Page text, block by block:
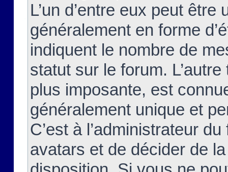
L’un d’entre eux peut
généralement en forme
indiquent le nombre de
statut sur le forum.
plus imposante, est
généralement unique et
C’est à l’administrateur
avatars et de décider de